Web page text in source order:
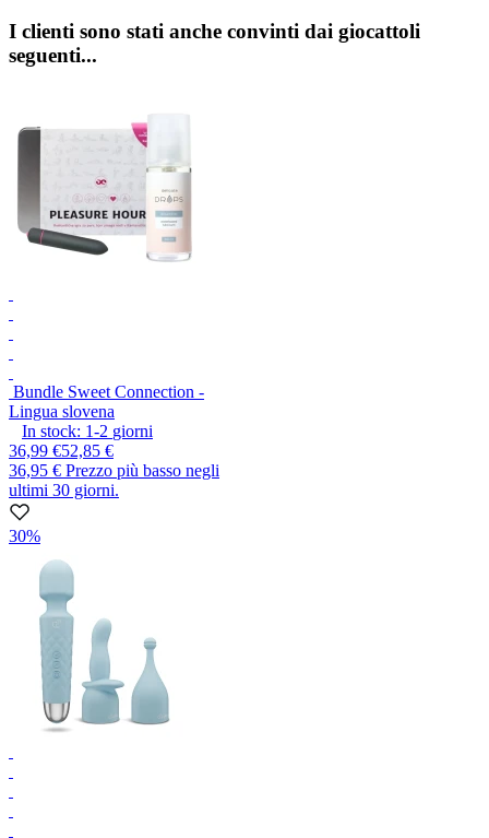
I clienti sono stati anche convinti dai giocattoli
seguenti...
Bundle Sweet Connection -
Lingua slovena
In stock: 1-2 giorni
36,99 €52,85 €
36,95 € Prezzo più basso negli
ultimi 30 giorni.
30%